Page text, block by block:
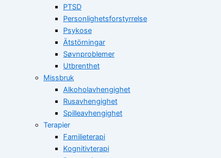
PTSD
Personlighetsforstyrrelse
Psykose
Ätstörningar
Søvnproblemer
Utbrenthet
Missbruk
Alkoholavhengighet
Rusavhengighet
Spilleavhengighet
Terapier
Familieterapi
Kognitivterapi